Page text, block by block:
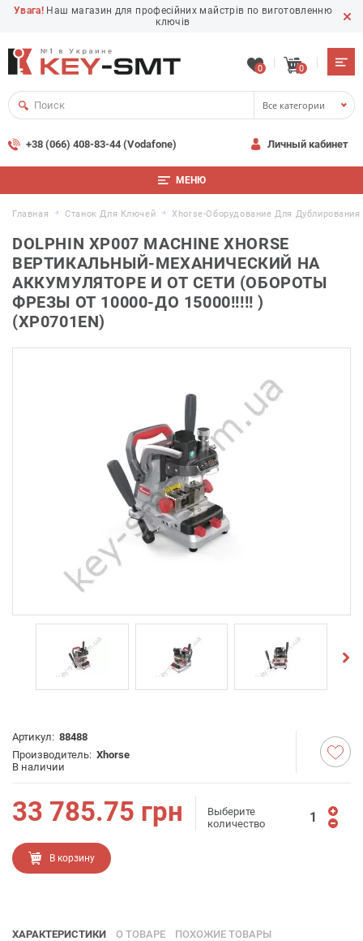
Увага! Наш магазин для професійних майстрів по виготовленню
ключів
0 0
Все категории
+38 (066) 408-83-44 (Vodafone) Личный кабинет
МЕНЮ
Главная Станок Для Ключей Xhorse-Оборудование Для
DOLPHIN XP007 MACHINE XHORSE
ВЕРТИКАЛЬНЫЙ-МЕХАНИЧЕСКИЙ НА
АККУМУЛЯТОРЕ И ОТ СЕТИ (ОБОРОТЫ
ФРЕЗЫ ОТ 10000-ДО 15000!!!!! )
(XP0701EN)
Артикул: 88488
Производитель: Xhorse
В наличии
33 785.75 грн
Выберите
количество
В корзину
ХАРАКТЕРИСТИКИ О ТОВАРЕ ПОХОЖИЕ ТОВАРЫ